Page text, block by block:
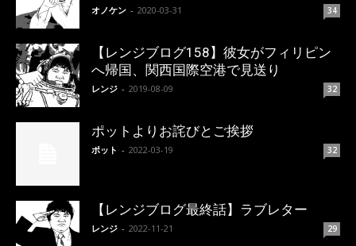
オノケン - 2020-03-31 34
【レンジブログ158】彼女がフィリピン
へ帰国、関西国際空港で見送り
レンジ - 2019-08-09 32
ポットよりお詫びとご挨拶
ポット - 2022-03-19 32
【レンジブログ最終話】ラブレター
レンジ - 2022-11-21 29